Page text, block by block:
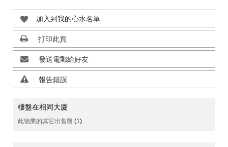
加入到我的心水名單
打印此頁
發送電郵給好友
報告錯誤
樓盤在相同大廈
此物業的其它出售盤 (1)